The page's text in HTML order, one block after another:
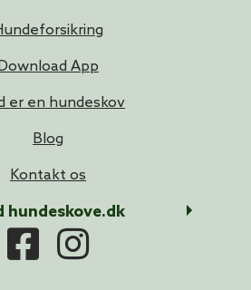
App
er en hundeskov
Blog
Kontakt os
hundeskove.dk